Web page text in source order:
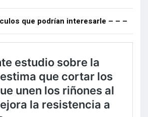
que podrían interesarle – – –